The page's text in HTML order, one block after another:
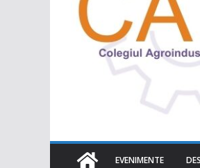
EVENIMENTE